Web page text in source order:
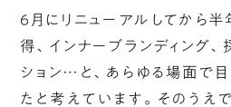
6月にリニューアルしてから半
得、インナーブランディング、
ション…と、あらゆる場面で
たと考えています。そのうえ